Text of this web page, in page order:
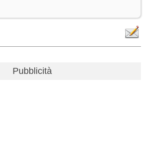
Pubblicità